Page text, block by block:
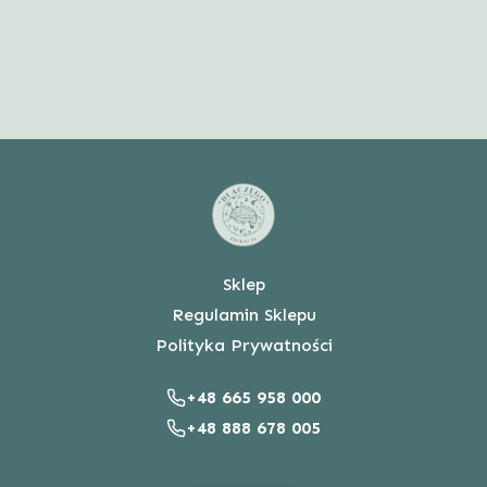
Sklep
Regulamin Sklepu
Polityka Prywatności
+48 665 958 000
+48 888 678 005